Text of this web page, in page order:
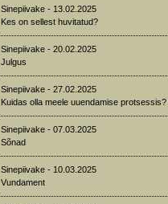
Sinepiivake - 13.02.2025
Kes on sellest huvitatud?
Sinepiivake - 20.02.2025
Julgus
Sinepiivake - 27.02.2025
Kuidas olla meele uuendamise protsessis?
Sinepiivake - 07.03.2025
Sõnad
Sinepiivake - 10.03.2025
Vundament